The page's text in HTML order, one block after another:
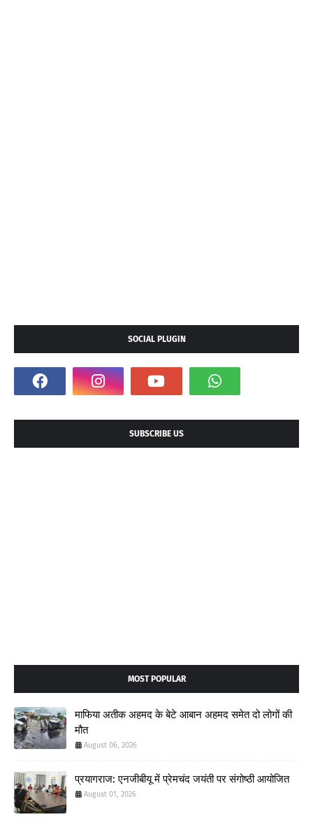
SOCIAL PLUGIN
SUBSCRIBE US
MOST POPULAR
माफिया अतीक अहमद के बेटे आबान अहमद समेत दो लोगों की
मौत
August 06, 2026
प्रयागराज: एनजीबीयू में प्रेमचंद जयंती पर संगोष्ठी आयोजित
August 01, 2026